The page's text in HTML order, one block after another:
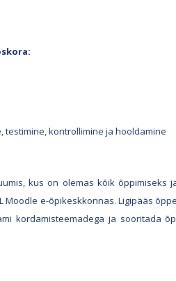
kontrollimine ja hooldamine
kus on olemas kõik õppimiseks
e-õpikeskkonnas. Ligipääs
kordamisteemadega ja sooritada